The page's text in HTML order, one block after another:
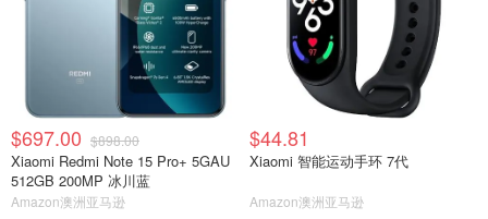
$697.00 $898.00
Xiaomi Redmi Note 15 Pro+ 5GAU
512GB 200MP 冰川蓝
Amazon澳洲亚马逊
$44.81
Xiaomi 智能运动手环 7代
Amazon澳洲亚马逊